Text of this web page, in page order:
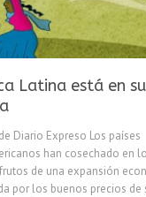
Latina está en
Diario Expreso Los países
han cosechado en
de una expansión
por los buenos precios de